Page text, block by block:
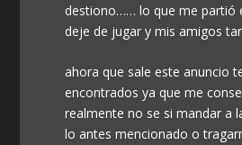
destiono…… lo que me partió
deje de jugar y mis amigos
ahora que sale este anuncio
encontrados ya que me
realmente no se si mandar a
lo antes mencionado o